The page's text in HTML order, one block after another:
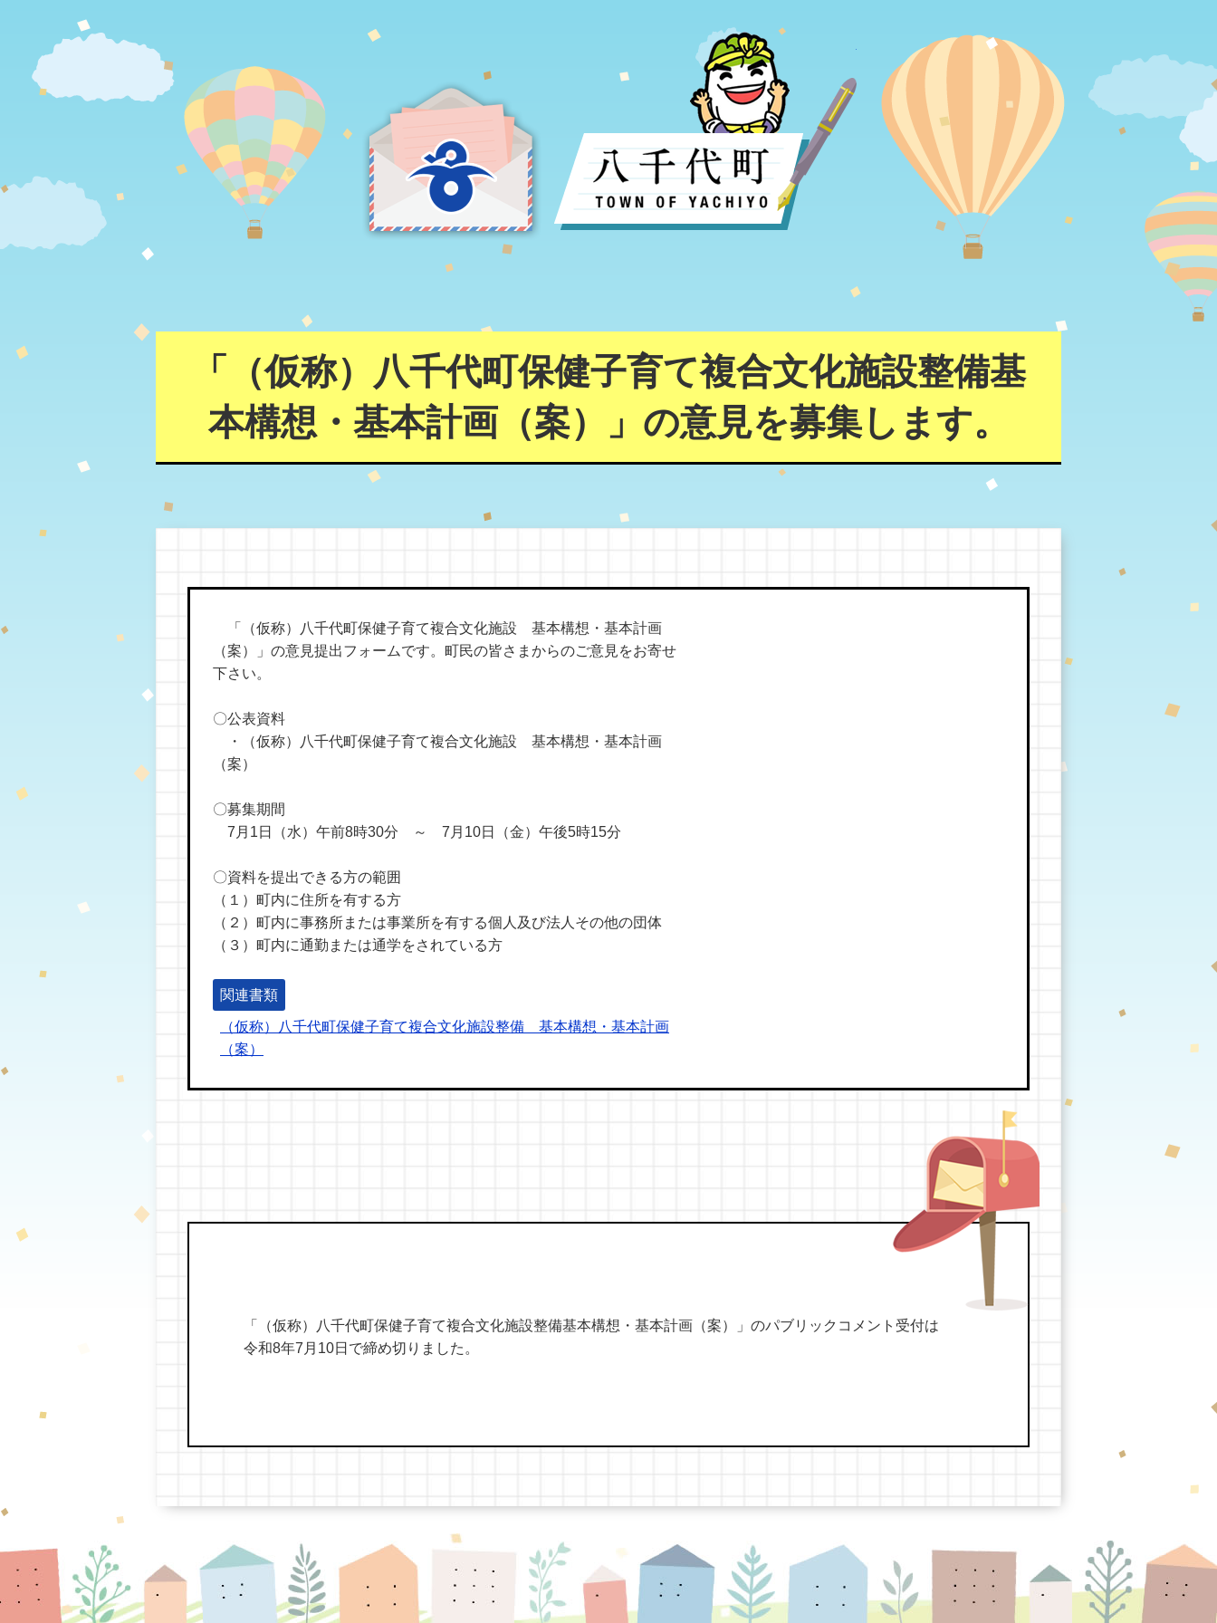
八千代町イベント情報
「（仮称）八千代町保健子育て複合文化施設整備基
本構想・基本計画（案）」の意見を募集します。
「（仮称）八千代町保健子育て複合文化施設 基本構想・基本計画
（案）」の意見提出フォームです。町民の皆さまからのご意見をお寄せ
下さい。
〇公表資料
・（仮称）八千代町保健子育て複合文化施設 基本構想・基本計画
（案）
〇募集期間
7月1日（水）午前8時30分 ～ 7月10日（金）午後5時15分
〇資料を提出できる方の範囲
（１）町内に住所を有する方
（２）町内に事務所または事業所を有する個人及び法人その他の団体
（３）町内に通勤または通学をされている方
関連書類
（仮称）八千代町保健子育て複合文化施設整備 基本構想・基本計画
（案）
「（仮称）八千代町保健子育て複合文化施設整備基本構想・基本計画（案）」のパブリックコメント受付は
令和8年7月10日で締め切りました。